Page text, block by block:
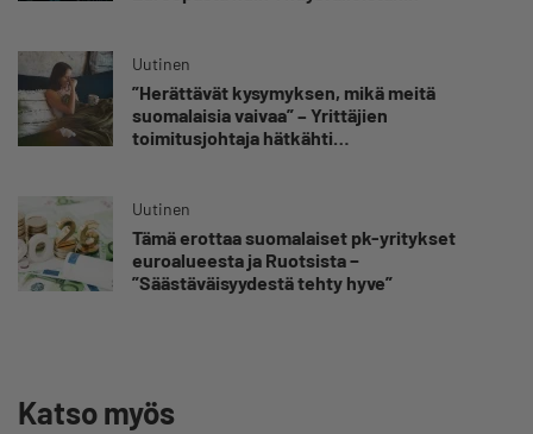
Uutinen
”Herättävät kysymyksen, mikä meitä
suomalaisia vaivaa” – Yrittäjien
toimitusjohtaja hätkähti
Uutinen
Tämä erottaa suomalaiset pk-yritykset
euroalueesta ja Ruotsista −
”Säästäväisyydestä tehty hyve”
Katso myös